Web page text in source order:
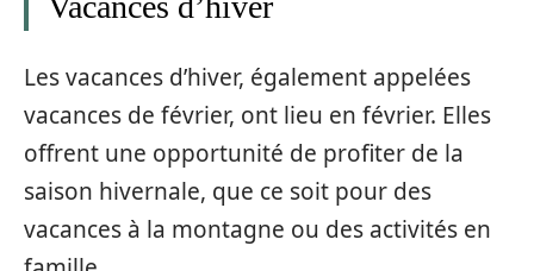
Les vacances d’hiver, également appelées
vacances de février, ont lieu en février. Elles
offrent une opportunité de profiter de la
saison hivernale, que ce soit pour des
vacances à la montagne ou des activités en